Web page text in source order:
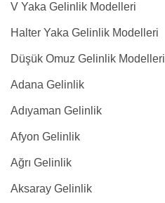
V Yaka Gelinlik Modelleri
Halter Yaka Gelinlik Modelleri
Düşük Omuz Gelinlik Modelleri
Adana Gelinlik
Adıyaman Gelinlik
Afyon Gelinlik
Ağrı Gelinlik
Aksaray Gelinlik